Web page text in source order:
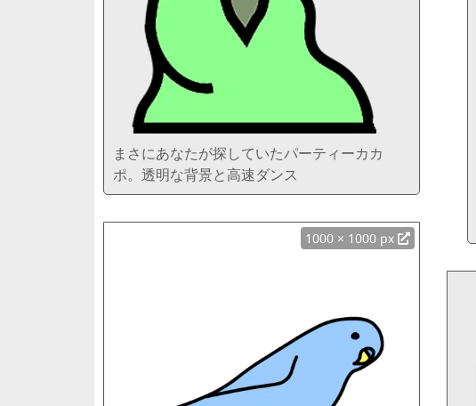
まさにあなたが探していたパーティーカカ
ポ。透明な背景と高速ダンス
1000 × 1000 px